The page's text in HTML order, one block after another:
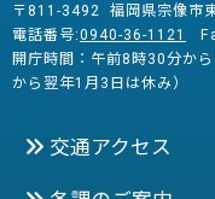
〒811-3492 福岡県宗像市
電話番号:0940-36-1121
開庁時間：午前8時30分か
から翌年1月3日は休み）
交通アクセス